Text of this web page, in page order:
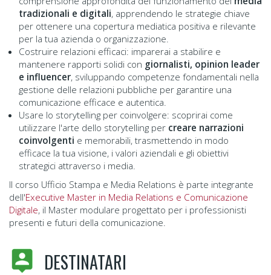
tradizionali e digitali, apprendendo le strategie chiave
per ottenere una copertura mediatica positiva e rilevante
per la tua azienda o organizzazione.
Costruire relazioni efficaci: imparerai a stabilire e
mantenere rapporti solidi con giornalisti, opinion leader
e influencer, sviluppando competenze fondamentali nella
gestione delle relazioni pubbliche per garantire una
comunicazione efficace e autentica.
Usare lo storytelling per coinvolgere: scoprirai come
utilizzare l'arte dello storytelling per creare narrazioni
coinvolgenti e memorabili, trasmettendo in modo
efficace la tua visione, i valori aziendali e gli obiettivi
strategici attraverso i media.
Il corso Ufficio Stampa e Media Relations è parte integrante
dell'Executive Master in Media Relations e Comunicazione
Digitale, il Master modulare progettato per i professionisti
presenti e futuri della comunicazione.
DESTINATARI